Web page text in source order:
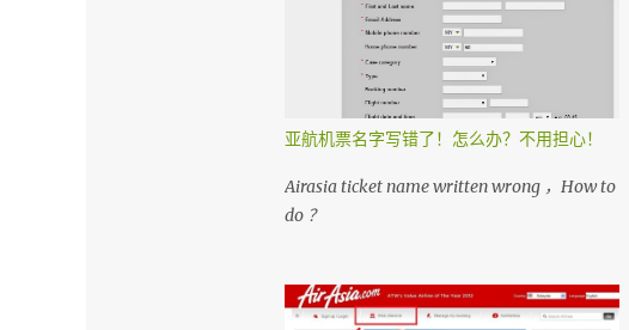
亚航机票名字写错了！怎么办？不用担心！
Airasia ticket name written wrong ，How to
do ？